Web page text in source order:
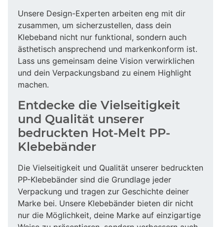
Unsere Design-Experten arbeiten eng mit dir
zusammen, um sicherzustellen, dass dein
Klebeband nicht nur funktional, sondern auch
ästhetisch ansprechend und markenkonform ist.
Lass uns gemeinsam deine Vision verwirklichen
und dein Verpackungsband zu einem Highlight
machen.
Entdecke die Vielseitigkeit
und Qualität unserer
bedruckten Hot-Melt PP-
Klebebänder
Die Vielseitigkeit und Qualität unserer bedruckten
PP-Klebebänder sind die Grundlage jeder
Verpackung und tragen zur Geschichte deiner
Marke bei. Unsere Klebebänder bieten dir nicht
nur die Möglichkeit, deine Marke auf einzigartige